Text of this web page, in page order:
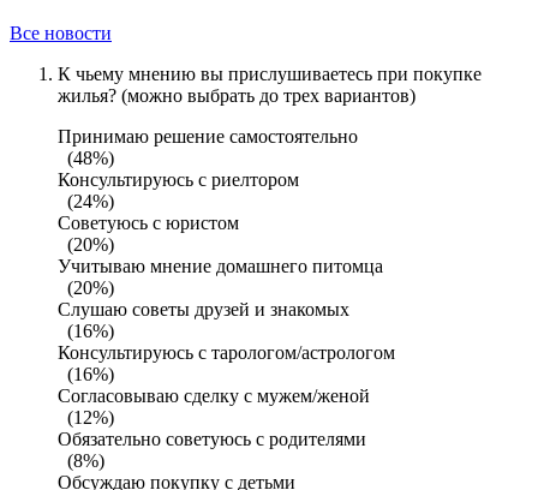
Все новости
К чьему мнению вы прислушиваетесь при покупке
жилья? (можно выбрать до трех вариантов)
Принимаю решение самостоятельно
(48%)
Консультируюсь с риелтором
(24%)
Советуюсь с юристом
(20%)
Учитываю мнение домашнего питомца
(20%)
Слушаю советы друзей и знакомых
(16%)
Консультируюсь с тарологом/астрологом
(16%)
Согласовываю сделку с мужем/женой
(12%)
Обязательно советуюсь с родителями
(8%)
Обсуждаю покупку с детьми